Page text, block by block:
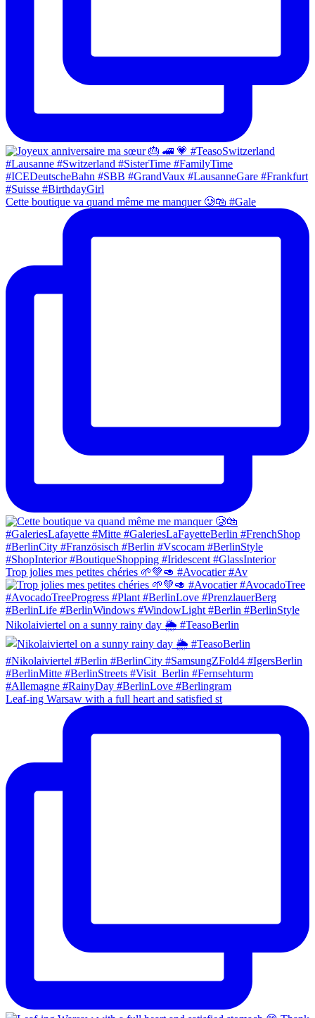
Cette boutique va quand même me manquer 🥲🛍 #Gale
Trop jolies mes petites chéries 🌱💚🥑 #Avocatier #Av
Nikolaiviertel on a sunny rainy day 🌦 #TeasoBerlin
Leaf-ing Warsaw with a full heart and satisfied st